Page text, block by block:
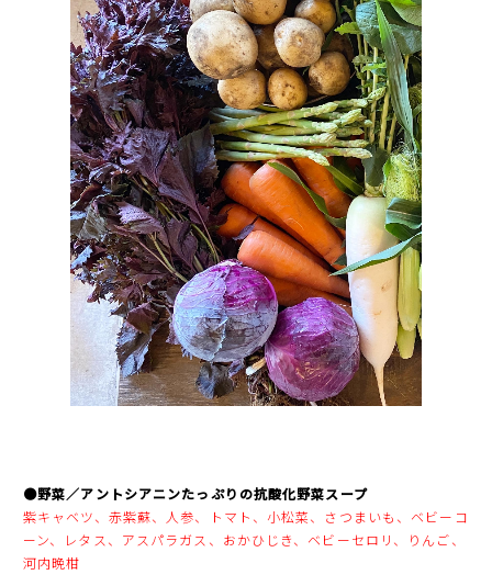
●野菜／アントシアニンたっぷりの抗酸化野菜スープ
紫キャベツ、赤紫蘇、人参、トマト、小松菜、さつまいも、ベビーコ
ーン、レタス、アスパラガス、おかひじき、ベビーセロリ、りんご、
河内晩柑